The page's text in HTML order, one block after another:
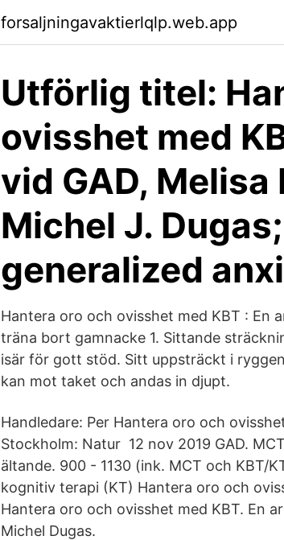
forsaljningavaktierlqlp.web.app
Utförlig titel:
ovisshet med
vid GAD, Melisa
Michel J.
generalized
Hantera oro och ovisshet med KBT : En
träna bort gamnacke 1. Sittande
isär för gott stöd. Sitt uppsträckt i
kan mot taket och andas in djupt.
Handledare: Per Hantera oro och
Stockholm: Natur 12 nov 2019 GAD.
ältande. 900 - 1130 (ink. MCT och KBT/
kognitiv terapi (KT) Hantera oro och
Hantera oro och ovisshet med KBT. En
Michel Dugas.